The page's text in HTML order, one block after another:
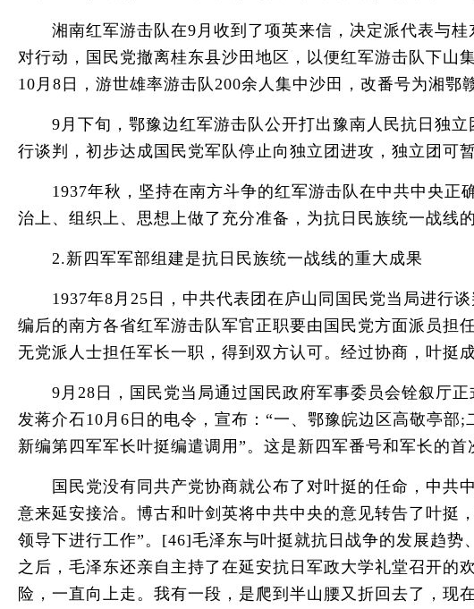
湘南红军游击队在9月收到了项英来信，决定派代表与桂
对行动，国民党撤离桂东县沙田地区，以便红军游击队下山
10月8日，游世雄率游击队200余人集中沙田，改番号为湘鄂
9月下旬，鄂豫边红军游击队公开打出豫南人民抗日独立
行谈判，初步达成国民党军队停止向独立团进攻，独立团可
1937年秋，坚持在南方斗争的红军游击队在中共中央正
治上、组织上、思想上做了充分准备，为抗日民族统一战线
2.新四军军部组建是抗日民族统一战线的重大成果
1937年8月25日，中共代表团在庐山同国民党当局进行谈
编后的南方各省红军游击队军官正职要由国民党方面派员担
无党派人士担任军长一职，得到双方认可。经过协商，叶挺
9月28日，国民党当局通过国民政府军事委员会铨叙厅正
发蒋介石10月6日的电令，宣布：“一、鄂豫皖边区高敬亭
新编第四军军长叶挺编遣调用”。这是新四军番号和军长的
国民党没有同共产党协商就公布了对叶挺的任命，中共中
意来延安接洽。博古和叶剑英将中共中央的意见转告了叶挺
领导下进行工作”。[46]毛泽东与叶挺就抗日战争的发展趋
之后，毛泽东还亲自主持了在延安抗日军政大学礼堂召开的
险，一直向上走。我有一段，是爬到半山腰又折回去了，现